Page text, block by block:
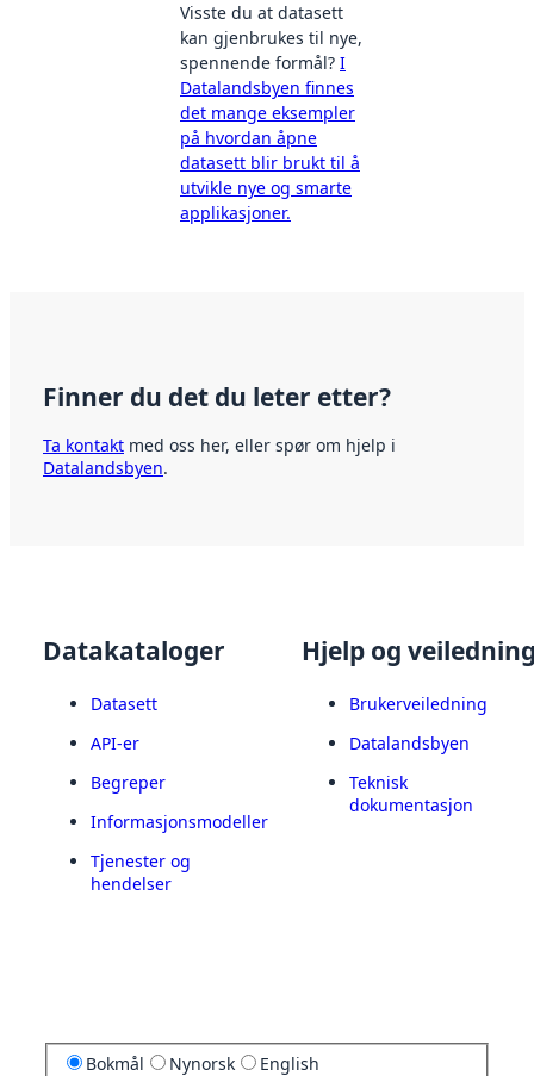
Visste du at datasett
kan gjenbrukes til nye,
spennende formål? I
Datalandsbyen finnes
det mange eksempler
på hvordan åpne
datasett blir brukt til å
utvikle nye og smarte
applikasjoner.
Finner du det du leter etter?
Ta kontakt med oss her, eller spør om hjelp i
Datalandsbyen.
Datakataloger
Datasett
API-er
Begreper
Informasjonsmodeller
Tjenester og
hendelser
Hjelp og
Brukerveiledning
Datalandsbyen
Teknisk
dokumentasjon
Bokmål Nynorsk English